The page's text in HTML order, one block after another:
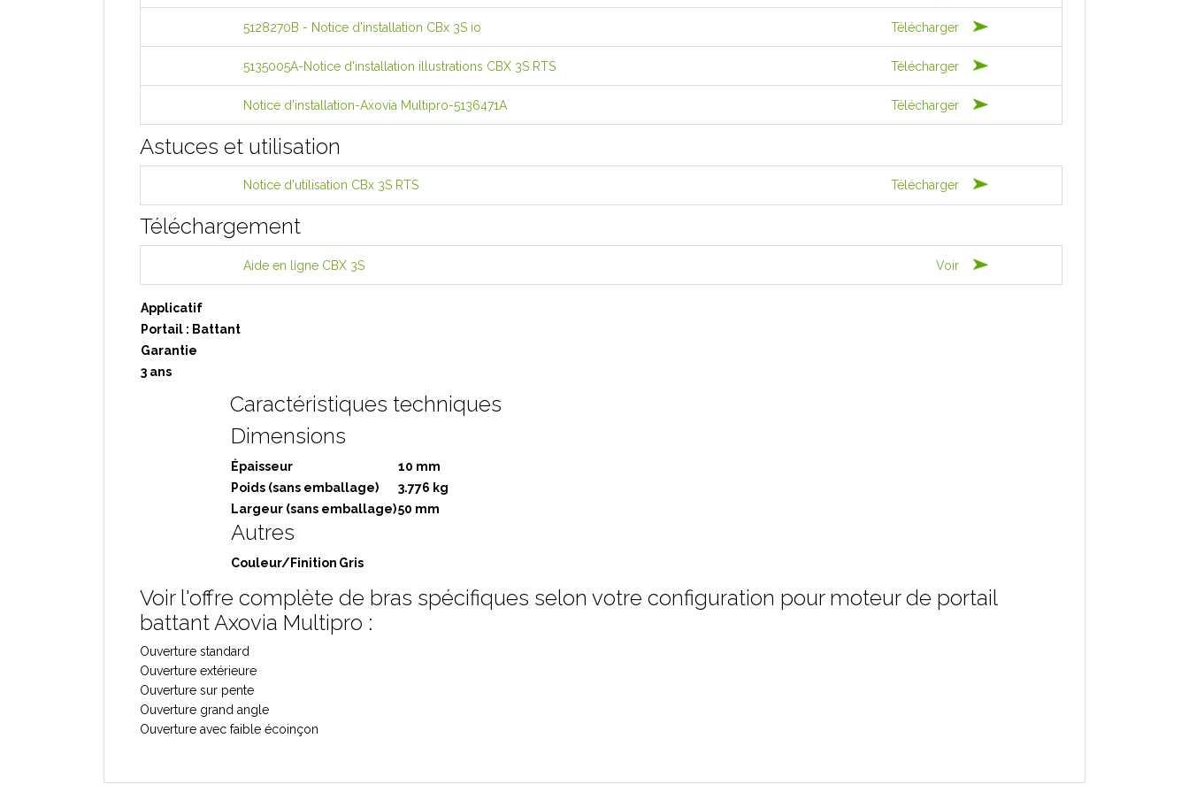
5128270B - Notice d'installation CBx 3S io Télécharger
5135005A-Notice d'installation illustrations CBX 3S RTS Télécharger
Notice d'installation-Axovia Multipro-5136471A Télécharger
Astuces et utilisation
Notice d'utilisation CBx 3S RTS Télécharger
Téléchargement
Aide en ligne CBX 3S Voir
Applicatif
Portail : Battant
Garantie
3 ans
Caractéristiques techniques
Dimensions
Épaisseur
10 mm
Poids (sans emballage)
3.776 kg
Largeur (sans emballage)50 mm
Autres
Couleur/Finition Gris
Voir l'offre complète de bras spécifiques selon votre configuration pour moteur de portail
battant Axovia Multipro :
Ouverture standard
Ouverture extérieure
Ouverture sur pente
Ouverture grand angle
Ouverture avec faible écoinçon